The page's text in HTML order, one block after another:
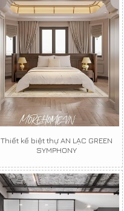
Thiết kế biệt thự AN LẠC GREEN
SYMPHONY